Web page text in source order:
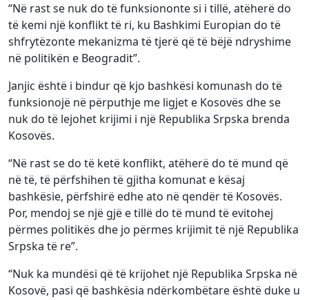
“Në rast se nuk do të funksiononte si i tillë, atëherë do
të kemi një konflikt të ri, ku Bashkimi Europian do të
shfrytëzonte mekanizma të tjerë që të bëjë ndryshime
në politikën e Beogradit”.
Janjic është i bindur që kjo bashkësi komunash do të
funksionojë në përputhje me ligjet e Kosovës dhe se
nuk do të lejohet krijimi i një Republika Srpska brenda
Kosovës.
“Në rast se do të ketë konflikt, atëherë do të mund që
në të, të përfshihen të gjitha komunat e kësaj
bashkësie, përfshirë edhe ato në qendër të Kosovës.
Por, mendoj se një gjë e tillë do të mund të evitohej
përmes politikës dhe jo përmes krijimit të një Republika
Srpska të re”.
“Nuk ka mundësi që të krijohet një Republika Srpska në
Kosovë, pasi që bashkësia ndërkombëtare është duke u